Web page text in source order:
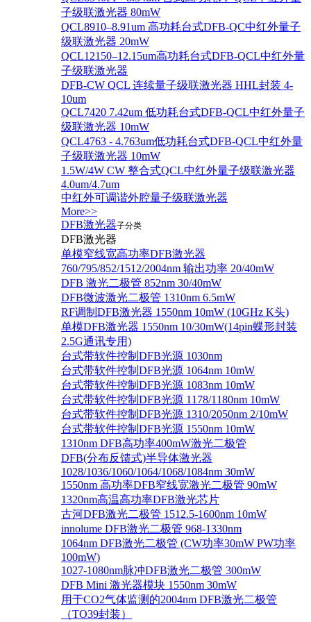
子级联激光器 80mW
QCL8910–8.91um 高功耗台式DFB-QC中红外量子
级联激光器 20mW
QCL12150–12.15um高功耗台式DFB-QCL中红外量
子级联激光器
DFB-CW QCL 连续量子级联激光器 HHL封装 4-
10um
QCL7420 7.42um 低功耗台式DFB-QCL中红外量子
级联激光器 10mW
QCL4763 - 4.763um低功耗台式DFB-QCL中红外量
子级联激光器 10mW
1.5W/4W CW 整合式QCL中红外量子级联激光器
4.0um/4.7um
中红外可调谐外腔量子级联激光器
More>>
DFB激光器子分类
DFB激光器
单模窄线宽高功率DFB激光器
760/795/852/1512/2004nm 输出功率 20/40mW
DFB 激光二极管 852nm 30/40mW
DFB微波激光二极管 1310nm 6.5mW
RF调制DFB激光器 1550nm 10mW (10GHz K头)
单模DFB激光器 1550nm 10/30mW(14pin蝶形封装
2.5G通讯专用)
台式带软件控制DFB光源 1030nm
台式带软件控制DFB光源 1064nm 10mW
台式带软件控制DFB光源 1083nm 10mW
台式带软件控制DFB光源 1178/1180nm 10mW
台式带软件控制DFB光源 1310/2050nm 2/10mW
台式带软件控制DFB光源 1550nm 10mW
1310nm DFB高功率400mW激光二极管
DFB(分布反馈式)半导体激光器
1028/1036/1060/1064/1068/1084nm 30mW
1550nm 高功率DFB窄线宽激光二极管 90mW
1320nm高温高功率DFB激光芯片
古河DFB激光二极管 1512.5-1600nm 10mW
innolume DFB激光二极管 968-1330nm
1064nm DFB激光二极管 (CW功率30mW PW功率
100mW)
1027-1080nm脉冲DFB激光二极管 300mW
DFB Mini 激光器模块 1550nm 30mW
用于CO2气体监测的2004nm DFB激光二极管
（TO39封装）